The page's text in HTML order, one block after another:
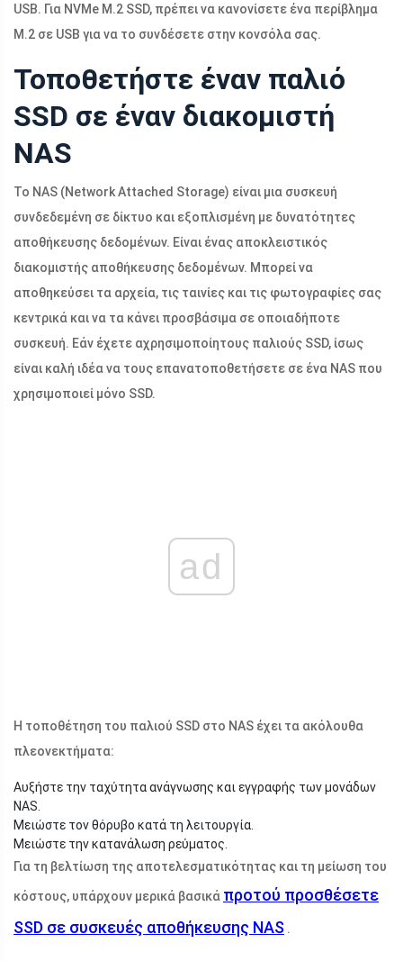
USB. Για NVMe M.2 SSD, πρέπει να κανονίσετε ένα περίβλημα
M.2 σε USB για να το συνδέσετε στην κονσόλα σας.
Τοποθετήστε έναν παλιό
SSD σε έναν διακομιστή
NAS
Το NAS (Network Attached Storage) είναι μια συσκευή
συνδεδεμένη σε δίκτυο και εξοπλισμένη με δυνατότητες
αποθήκευσης δεδομένων. Είναι ένας αποκλειστικός
διακομιστής αποθήκευσης δεδομένων. Μπορεί να
αποθηκεύσει τα αρχεία, τις ταινίες και τις φωτογραφίες σας
κεντρικά και να τα κάνει προσβάσιμα σε οποιαδήποτε
συσκευή. Εάν έχετε αχρησιμοποίητους παλιούς SSD, ίσως
είναι καλή ιδέα να τους επανατοποθετήσετε σε ένα NAS που
χρησιμοποιεί μόνο SSD.
ad
Η τοποθέτηση του παλιού SSD στο NAS έχει τα ακόλουθα
πλεονεκτήματα:
Αυξήστε την ταχύτητα ανάγνωσης και εγγραφής των μονάδων
NAS.
Μειώστε τον θόρυβο κατά τη λειτουργία.
Μειώστε την κατανάλωση ρεύματος.
Για τη βελτίωση της αποτελεσματικότητας και τη μείωση του
κόστους, υπάρχουν μερικά βασικά προτού προσθέσετε
SSD σε συσκευές αποθήκευσης NAS .